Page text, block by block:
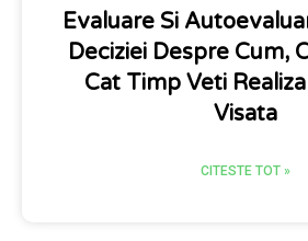
Evaluare Si
Deciziei Despre Cum,
Cat Timp Veti
Visata
CITESTE TOT »